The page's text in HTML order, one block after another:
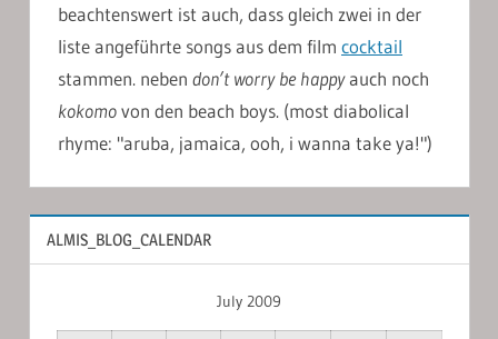
beachtenswert ist auch, dass gleich zwei in der
liste angeführte songs aus dem film cocktail
stammen. neben don’t worry be happyauch noch
kokomovon den beach boys. (most diabolical
rhyme: "aruba, jamaica, ooh, i wanna take ya!")
ALMIS_BLOG_CALENDAR
July 2009